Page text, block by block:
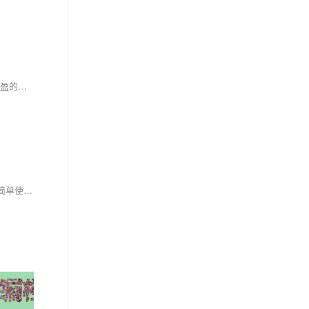
基于HTML5+Canvas绘制的鼠标跟随三角形碎片光标动画特效代码，很有意思，一团三角形碎片跟随鼠标的移动，不冗长、不笨重，反而有一种很轻盈的感觉，非常不错
h5 canvas飘落纸片动画是一款实现五彩纸屑飘落的背景动画特效，基于canvas绘制的空中飘落的纸屑片动画特效，适用于网页动态背景效果代码。简单使用，欢迎下载！代码适用浏览器：搜狗、360、FireFox(建议)、Chrome、Safari、Opera、傲游、世界之窗，是一款不错的的特效插件，希望大家喜欢！